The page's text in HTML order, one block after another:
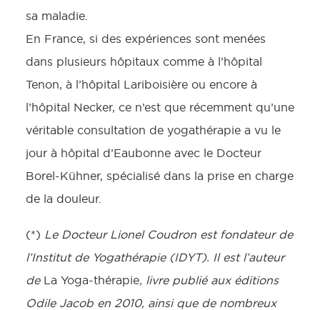
sa maladie.
En France, si des expériences sont menées
dans plusieurs hôpitaux comme à l’hôpital
Tenon, à l’hôpital Lariboisière ou encore à
l’hôpital Necker, ce n’est que récemment qu’une
véritable consultation de yogathérapie a vu le
jour à hôpital d’Eaubonne avec le Docteur
Borel-Kühner, spécialisé dans la prise en charge
de la douleur.
(*) Le Docteur Lionel Coudron est fondateur de
l’Institut de Yogathérapie (IDYT). Il est l’auteur
de La Yoga-thérapie, livre publié aux éditions
Odile Jacob en 2010, ainsi que de nombreux